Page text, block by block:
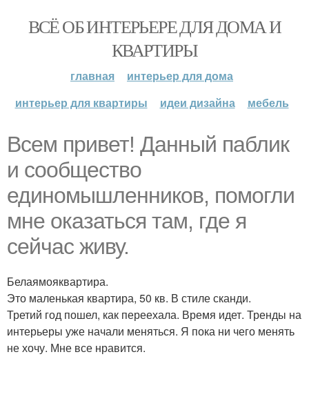
ВСЁ ОБ ИНТЕРЬЕРЕ ДЛЯ ДОМА И
КВАРТИРЫ
главная
интерьер для дома
интерьер для квартиры
идеи дизайна мебель
Всем привет! Данный паблик
и сообщество
единомышленников, помогли
мне оказаться там, где я
сейчас живу.
Белаямояквартира.
Это маленькая квартира, 50 кв. В стиле сканди.
Третий год пошел, как переехала. Время идет. Тренды на
интерьеры уже начали меняться. Я пока ни чего менять
не хочу. Мне все нравится.